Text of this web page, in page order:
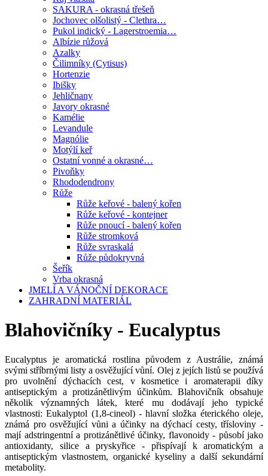
SAKURA - okrasná třešeň
Jochovec olšolistý - Clethra…
Pukol indický - Lagerstroemia…
Albízie růžová
Azalky
Čilimníky (Cytisus)
Hortenzie
Ibišky
Jehličnany
Javory okrasné
Kamélie
Levandule
Magnólie
Motýlí keř
Ostatní vonné a okrasné…
Pivoňky
Rhododendrony
Růže
Růže keřové - balený kořen
Růže keřové - kontejner
Růže pnoucí - balený kořen
Růže stromková
Růže svraskalá
Růže půdokryvná
Šeřík
Vrba okrasná
JMELÍ A VÁNOČNÍ DEKORACE
ZAHRADNÍ MATERIÁL
Blahovičníky - Eucalyptus
Eucalyptus je aromatická rostlina původem z Austrálie, známá
svými stříbrnými listy a osvěžující vůní. Olej z jejích listů se používá
pro uvolnění dýchacích cest, v kosmetice i aromaterapii díky
antiseptickým a protizánětlivým účinkům. Blahovičník obsahuje
několik významných látek, které mu dodávají jeho typické
vlastnosti: Eukalyptol (1,8-cineol) - hlavní složka éterického oleje,
známá pro osvěžující vůni a účinky na dýchací cesty, třísloviny -
mají adstringentní a protizánětlivé účinky, flavonoidy - působí jako
antioxidanty, silice a pryskyřice - přispívají k aromatickým a
antiseptickým vlastnostem, organické kyseliny a další sekundární
metabolity.